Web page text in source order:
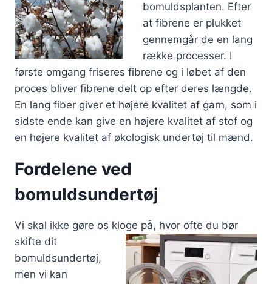
bomuldsplanten. Efter
at fibrene er plukket
gennemgår de en lang
række processer. I
første omgang friseres fibrene og i løbet af den
proces bliver fibrene delt op efter deres længde.
En lang fiber giver et højere kvalitet af garn, som i
sidste ende kan give en højere kvalitet af stof og
en højere kvalitet af økologisk undertøj til mænd.
Fordelene ved
bomuldsundertøj
Vi skal ikke gøre os kloge på, hvor ofte du bør
skifte dit
bomuldsundertøj,
men vi kan